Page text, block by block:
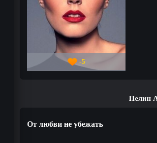
-5
Пелин
От любви не убежать